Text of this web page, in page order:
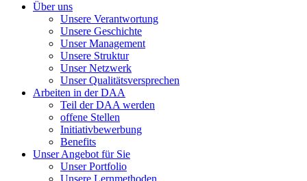
Über uns
Unsere Verantwortung
Unsere Geschichte
Unser Management
Unsere Struktur
Unser Netzwerk
Unser Qualitätsversprechen
Arbeiten in der DAA
Teil der DAA werden
offene Stellen
Initiativbewerbung
Benefits
Unser Angebot für Sie
Unser Portfolio
Unsere Lernmethoden